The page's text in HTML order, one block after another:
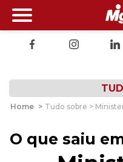
Home > Tudo sobre >
O que saiu